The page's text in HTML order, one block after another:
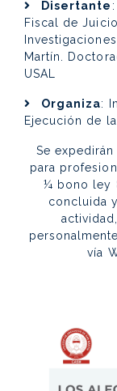
Disertante
Fiscal de
Martín.
USAL
Organiza:
Ejecución de la
Se
para
¼ bono ley
concluida
vía